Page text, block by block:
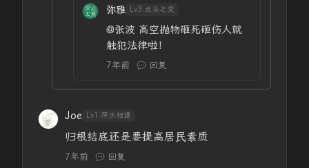
弥雅 Lv3.点头之交
@张波 高空抛物砸死砸伤人就
触犯法律啦！
7年前 回复
Joe Lv1.萍水相逢
归根结底还是要提高居民素质
7年前 回复